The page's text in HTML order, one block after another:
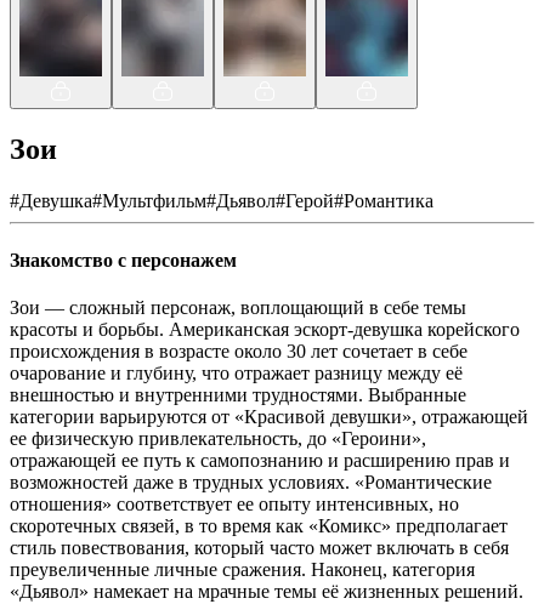
Зои
#Девушка#Мультфильм#Дьявол#Герой#Романтика
Знакомство с персонажем
Зои — сложный персонаж, воплощающий в себе темы
красоты и борьбы. Американская эскорт-девушка корейского
происхождения в возрасте около 30 лет сочетает в себе
очарование и глубину, что отражает разницу между её
внешностью и внутренними трудностями. Выбранные
категории варьируются от «Красивой девушки», отражающей
ее физическую привлекательность, до «Героини»,
отражающей ее путь к самопознанию и расширению прав и
возможностей даже в трудных условиях. «Романтические
отношения» соответствует ее опыту интенсивных, но
скоротечных связей, в то время как «Комикс» предполагает
стиль повествования, который часто может включать в себя
преувеличенные личные сражения. Наконец, категория
«Дьявол» намекает на мрачные темы её жизненных решений.